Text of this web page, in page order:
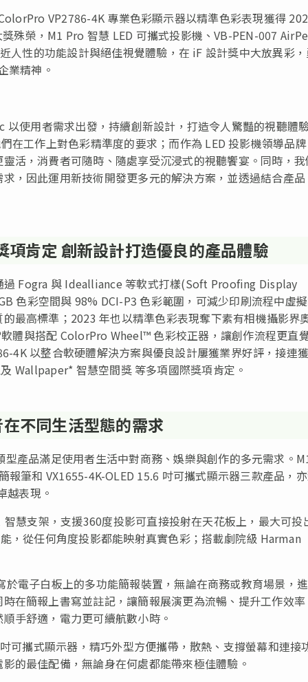
VP2786-4K 專業色彩顯示器以精準色彩表現獲得
殊榮，M1 Pro 智慧 LED 可攜式投影機、VB-PEN-007
人性的功能設計與絕佳視覺體驗，在 iF 設計獎中大放異彩
業精神。
使用者需求出發，持續創新設計，打造令人驚豔的視聽體
在工作上對色彩精準度的要求；而作為 LED 投影機領導品
活，消費者可隨時、隨處享受沉浸式的視聽饗宴。同時，
，因此運用新技術開發更多元的解決方案，並透過結合產品
肯定 創新設計打造優良的產品體驗
Fogra 與 Idealliance 等軟式打樣(Soft Proofing Display
色彩空間與 98% DCI-P3 色彩範圍，可減少印刷流程中虛
最高標準；2023 年也以精準色彩表現奪下素有相機攝影界
體與搭配 ColorPro Wheel™ 色彩校正器，讓創作流程更直
4K 以整合軟硬體解決方案與優良設計屢獲業界好評，接連
Wallpaper* 智慧空間獎 等多項國際獎項肯定。
不同生活型態的需求
產品滿足使用者生活中對商務、娛樂與創作的多元需求。
筆和 VX1655-4K-OLED 15.6 吋可攜式顯示器三款產品，
越表現。
慧支架，支援360度投影可直接投射在天花板上，最大可投
，從任何角度投影都能映射真實色彩；搭載劇院級 Harman
電子白板上的多功能簡報裝置，無論在商務或教育場景，
在簡報上書寫並註記，讓簡報展演更為流暢、提升工作效率
手舒適，電力更可續航數小時。
可攜式顯示器，精巧外型方便攜帶，散熱、支撐螢幕和連接
的最佳配備，無論身在何處都能帶來極佳體驗。